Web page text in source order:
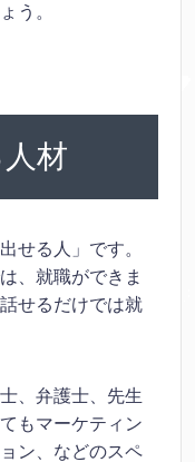
う。
材
せる人」です。
、就職ができま
せるだけでは就
、弁護士、先生
もマーケティン
ン、などのスペ